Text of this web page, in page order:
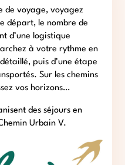
de voyage, voyagez
départ, le nombre de
d’une logistique
à votre rythme en
puis d’une étape
Sur les chemins
vos horizons…
des séjours en
Urbain V.